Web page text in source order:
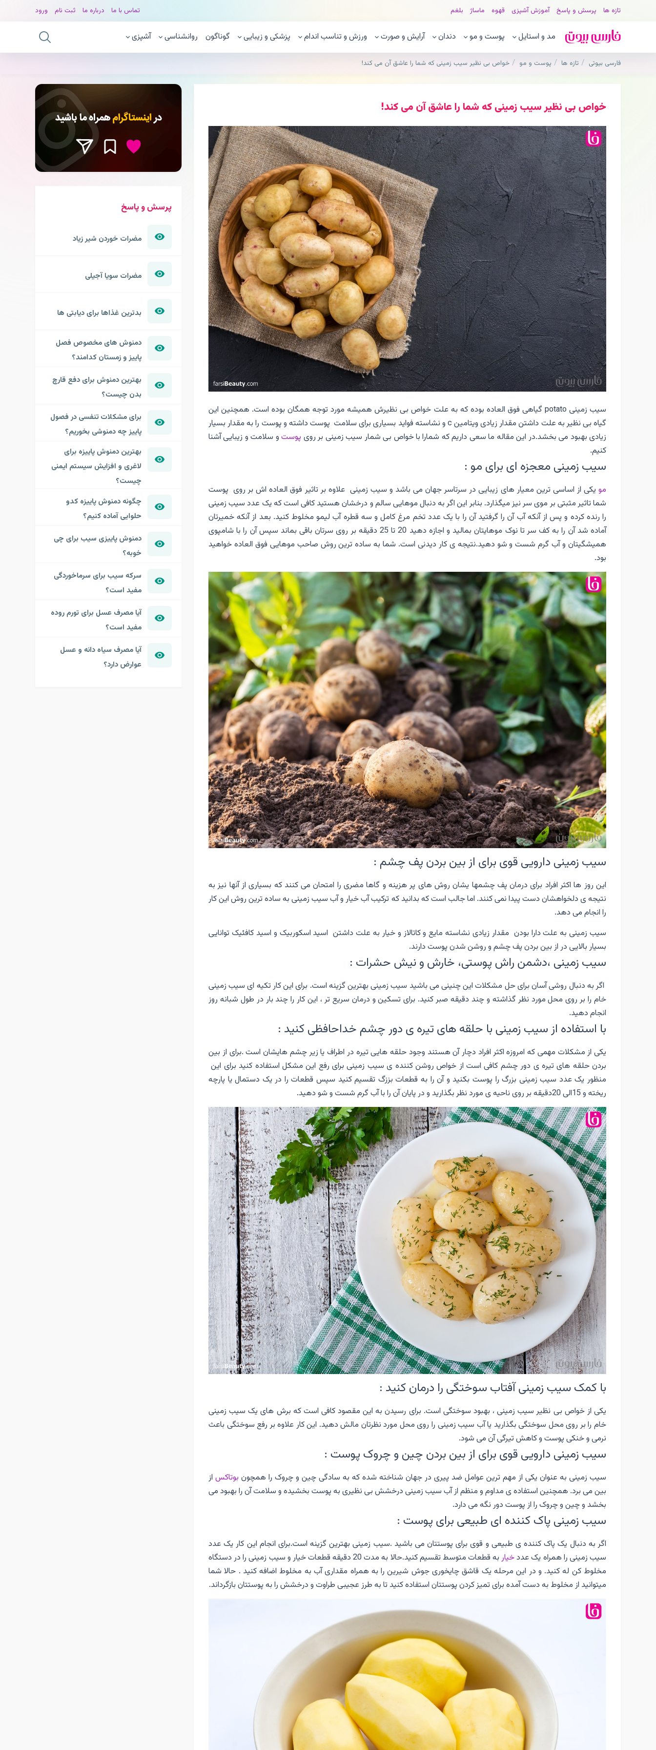
تازه ها پرسش و پاسخ آموزش آشپزی قهوه ماساژ بلغم تماس با ما درباره ما ثبت نام ورود
مد و استایل پوست و مو دندان آرایش و صورت ورزش و تناسب اندام پزشکی و زیبایی گوناگون روانشناسی آشپزی
فارسی بیوتی تازه ها پوست و مو خواص بی نظیر سیب زمینی که شما را عاشق آن می کند!
خواص بی نظیر سیب زمینی که شما را عاشق آن می کند!
سیب زمینی potato گیاهی فوق العاده بوده که به علت خواص بی نظیرش همیشه مورد توجه همگان بوده است. همچنین این
گیاه بی نظیر به علت داشتن مقدار زیادی ویتامین c و نشاسته فواید بسیاری برای سلامت پوست داشته و پوست را به مقدار بسیار
زیادی بهبود می بخشد.در این مقاله ما سعی داریم که شمارا با خواص بی شمار سیب زمینی بر روی پوستو سلامت و زیبایی آشنا
کنیم.
سیب زمینی معجزه ای برای مو :
مو یکی از اساسی ترین معیار های زیبایی در سرتاسر جهان می باشد و سیب زمینی علاوه بر تاثیر فوق العاده اش بر روی پوست
شما تاثیر مثبتی بر موی سر نیز میگذارد. بنابر این اگر به دنبال موهایی سالم و درخشان هستید کافی است که یک عدد سیب زمینی
را رنده کرده و پس از آنکه آب آن را گرفتید آن را با یک عدد تخم مرغ کامل و سه قطره آب لیمو مخلوط کنید. بعد از آنکه خمیرتان
آماده شد آن را به کف سر تا نوک موهایتان بمالید و اجازه دهید 20 تا 25 دقیقه بر روی سرتان باقی بماند سپس آن را با شامپوی
همیشگیتان و آب گرم شست و شو دهید.نتیجه ی کار دیدنی است. شما به ساده ترین روش صاحب موهایی فوق العاده خواهید
بود.
سیب زمینی دارویی قوی برای از بین بردن پف چشم :
این روز ها اکثر افراد برای درمان پف چشمها یشان روش های پر هزینه و گاها مضری را امتحان می کنند که بسیاری از آنها نیز به
نتیجه ی دلخواهشان دست پیدا نمی کنند. اما جالب است که بدانید که ترکیب آب خیار و آب سیب زمینی به ساده ترین روش این کار
را انجام می دهد.
سیب زمینی به علت دارا بودن مقدار زیادی نشاسته مایع و کاتالاز و خیار به علت داشتن اسید اسکوربیک و اسید کافئیک توانایی
بسیار بالایی در از بین بردن پف چشم و روشن شدن پوست دارند.
سیب زمینی ،دشمن راش پوستی، خارش و نیش حشرات :
اگر به دنبال روشی آسان برای حل مشکلات این چنینی می باشید سیب زمینی بهترین گزینه است. برای این کار تکیه ای سیب زمینی
خام را بر روی محل مورد نظر گذاشته و چند دقیقه صبر کنید. برای تسکین و درمان سریع تر ، این کار را چند بار در طول شبانه روز
انجام دهید.
با استفاده از سیب زمینی با حلقه های تیره ی دور چشم خداحافظی کنید :
یکی از مشکلات مهمی که امروزه اکثر افراد دچار آن هستند وجود حلقه هایی تیره در اطراف یا زیر چشم هایشان است .برای از بین
بردن حلقه های تیره ی دور چشم کافی است از خواص روشن کننده ی سیب زمینی برای رفع این مشکل استفاده کنید برای این
منظور یک عدد سیب زمینی بزرگ را پوست بکنید و آن را به قطعات بززگ تقسیم کنید‌ سپس قطعات را در یک دستمال یا پارچه
ریخته و 15الی 20دقیقه بر روی ناحیه ی مورد نظر بگذارید و در پایان آن را با آب گرم شست و شو دهید.
با کمک سیب زمینی آفتاب سوختگی را درمان کنید :
یکی از خواص بی نظیر سیب زمینی ، بهبود سوختگی است. برای رسیدن به این مقصود کافی است که برش های یک سیب زمینی
خام را بر روی محل سوختگی بگذارید یا آب سیب زمینی را روی محل مورد نظرتان مالش دهید. این کار علاوه بر رفع سوختگی باعث
نرمی و خنکی پوست و کاهش تیرگی آن می شود.
سیب زمینی دارویی قوی برای از بین بردن چین و چروک پوست :
سیب زمینی به عنوان یکی از مهم ترین عوامل ضد پیری در جهان شناخته شده که به سادگی چین و چروک را همچون بوتاکس از
بین می برد. همچنین استفاده ی مداوم و منظم از آب سیب زمینی درخشش بی نظیری به پوست بخشیده و سلامت آن را بهبود می
بخشد و چین و چروک را از پوست دور نگه می دارد.
سیب زمینی پاک کننده ای طبیعی برای پوست :
اگر به دنبال یک پاک کننده ی طبیعی و قوی برای پوستتان می باشید .سیب زمینی بهترین گزینه است.برای انجام این کار یک عدد
سیب زمینی را همراه یک عددخیار
به قطعات متوسط تقسیم کنید.حالا به مدت 20 دقیقه قطعات خیار و سیب زمینی را در دستگاه
مخلوط کن له کنید. و در این مرحله یک قاشق چایخوری جوش شیرین را به همراه مقداری آب به مخلوط اضافه کنید . حالا شما
میتوانید از مخلوط به دست آمده برای تمیز کردن پوستتان استفاده کنید تا به طرز عجیبی طراوت و درخشش را به پوستتان بازگرداند.
پرسش و پاسخ
مضرات خوردن شیر زیاد
مضرات سویا آجیلی
بدترین غذاها برای دیابتی ها
دمنوش های مخصوص فصل
پاییز و زمستان کدامند؟
بهترین دمنوش برای دفع قارچ
بدن چیست؟
برای مشکلات تنفسی در فصول
پاییز چه دمنوشی بخوریم؟
بهترین دمنوش پاییزه برای
لاغری و افزایش سیستم ایمنی
چیست؟
چگونه دمنوش پاییزه کدو
حلوایی آماده کنیم؟
دمنوش پاییزی سیب برای چی
خوبه؟
سرکه سیب برای سرماخوردگی
مفید است؟
آیا مصرف عسل برای تورم روده
مفید است؟
آیا مصرف سیاه دانه و عسل
عوارض دارد؟